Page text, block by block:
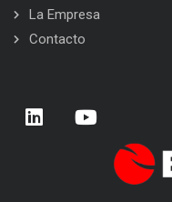
La Empresa
Contacto